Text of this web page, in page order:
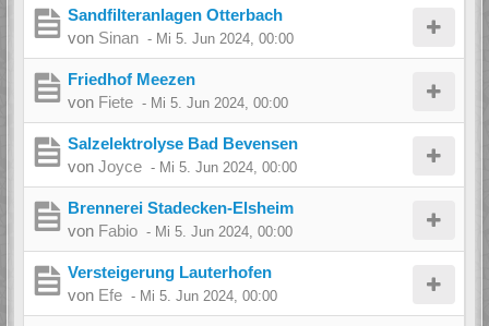
Sandfilteranlagen Otterbach
von Sinan - Mi 5. Jun 2024, 00:00
Friedhof Meezen
von Fiete - Mi 5. Jun 2024, 00:00
Salzelektrolyse Bad Bevensen
von Joyce - Mi 5. Jun 2024, 00:00
Brennerei Stadecken-Elsheim
von Fabio - Mi 5. Jun 2024, 00:00
Versteigerung Lauterhofen
von Efe - Mi 5. Jun 2024, 00:00